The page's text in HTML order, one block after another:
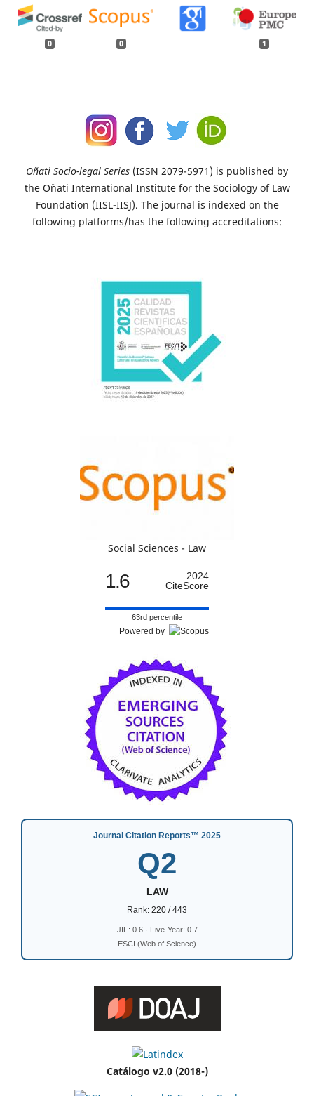
0 0 1
Oñati Socio-legal Series (ISSN 2079-5971) is published by
the Oñati International Institute for the Sociology of Law
Foundation (IISL-IISJ). The journal is indexed on the
following platforms/has the following accreditations:
Social Sciences - Law
1.6
2024
CiteScore
63rd percentile
Powered by
Journal Citation Reports™ 2025
Q2
LAW
Rank: 220 / 443
JIF: 0.6 · Five-Year: 0.7
ESCI (Web of Science)
Catálogo v2.0 (2018-)